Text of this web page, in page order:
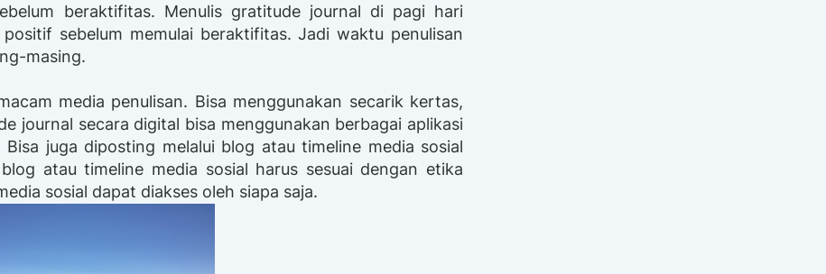
beraktifitas. Menulis gratitude journal di pagi hari
sebelum memulai beraktifitas. Jadi waktu penulisan
masing.
media penulisan. Bisa menggunakan secarik kertas,
journal secara digital bisa menggunakan berbagai aplikasi
juga diposting melalui blog atau timeline media sosial
atau timeline media sosial harus sesuai dengan etika
sosial dapat diakses oleh siapa saja.